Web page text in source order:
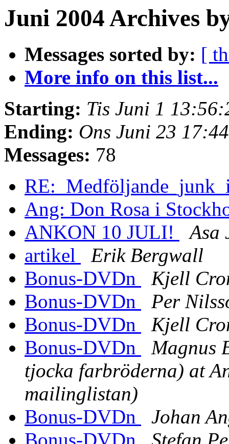
Juni 2004 Archives
Messages sorted by: [
More info on this list...
Starting: Tis Juni 1
Ending: Ons Juni 23
Messages: 78
Ang: Don Rosa i
ANKON 10 JULI!
Asa
artikel
Erik Bergwall
Bonus-DVDn
Kjell
Bonus-DVDn
Per
Bonus-DVDn
Kjell
Bonus-DVDn
Magnus
tjocka farbröderna) at
mailinglistan)
Bonus-DVDn
Johan